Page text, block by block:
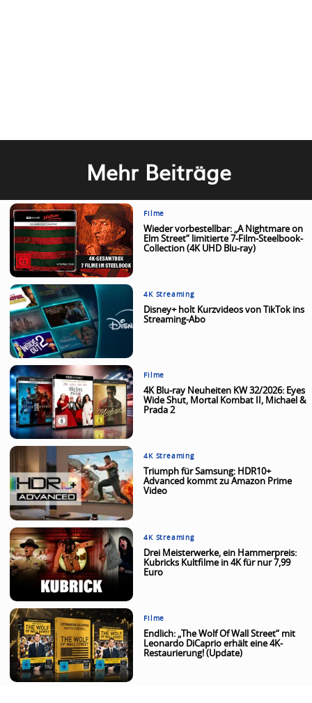
Mehr Beiträge
Filme
Wieder vorbestellbar: „A Nightmare on
Elm Street“ limitierte 7-Film-Steelbook-
Collection (4K UHD Blu-ray)
4K Streaming
Disney+ holt Kurzvideos von TikTok ins
Streaming-Abo
Filme
4K Blu-ray Neuheiten KW 32/2026: Eyes
Wide Shut, Mortal Kombat II, Michael &
Prada 2
4K Streaming
Triumph für Samsung: HDR10+
Advanced kommt zu Amazon Prime
Video
4K Streaming
Drei Meisterwerke, ein Hammerpreis:
Kubricks Kultfilme in 4K für nur 7,99
Euro
Filme
Endlich: „The Wolf Of Wall Street“ mit
Leonardo DiCaprio erhält eine 4K-
Restaurierung! (Update)